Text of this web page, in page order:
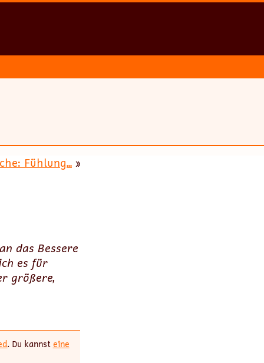
Fühlung... »
das Bessere
es für
größere,
. Du kannsteine